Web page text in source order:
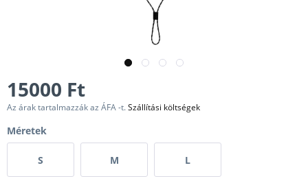
15000 Ft
Az árak tartalmazzák az ÁFA -t.Szállítási költségek
Méretek
S M L